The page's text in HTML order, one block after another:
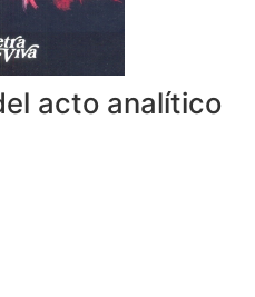
acto analítico